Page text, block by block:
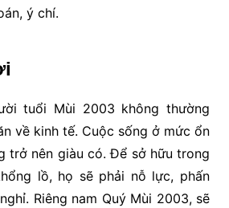
ý chí.
tuổi Mùi 2003 không thường
về kinh tế. Cuộc sống ở mức ổn
trở nên giàu có. Để sở hữu trong
lồ, họ sẽ phải nỗ lực, phấn
Riêng nam Quý Mùi 2003, sẽ